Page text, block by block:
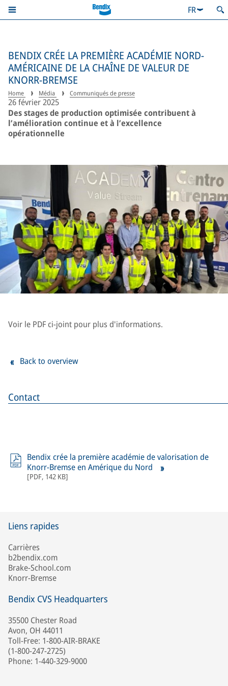
FR
BENDIX CRÉE LA PREMIÈRE ACADÉMIE NORD-
AMÉRICAINE DE LA CHAÎNE DE VALEUR DE
KNORR-BREMSE
Home Média Communiqués de presse
26 février 2025
Des stages de production optimisée contribuent à
l’amélioration continue et à l’excellence
opérationnelle
Contact
Voir le PDF ci-joint pour plus d'informations.
Bendix crée la première académie de valorisation de
Knorr-Bremse en Amérique du Nord
[PDF, 142 KB]
Back to overview
Liens rapides
Carrières
b2bendix.com
Brake-School.com
Knorr-Bremse
Bendix CVS Headquarters
35500 Chester Road
Avon, OH 44011
Toll-Free: 1-800-AIR-BRAKE
(1-800-247-2725)
Phone: 1-440-329-9000